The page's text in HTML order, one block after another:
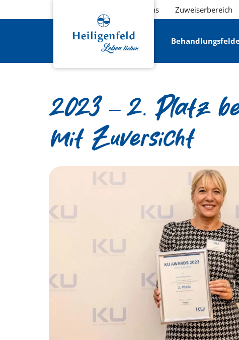
Über uns Zuweiserbereich
2023 – 2. Platz
mit Zuversicht